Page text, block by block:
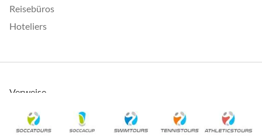
Reisebüros
Hoteliers
Verweise